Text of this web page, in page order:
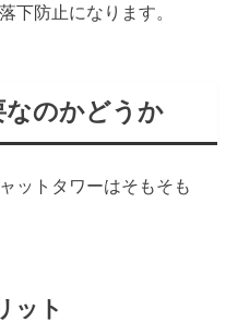
下防止になります。
なのかどうか
ットタワーはそもそも
ット